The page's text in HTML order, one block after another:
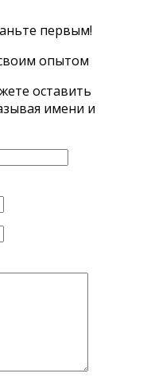
первым!
опытом
оставить
имени и